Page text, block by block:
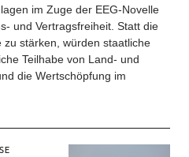
im Zuge der EEG-Novelle
und Vertragsfreiheit. Statt die
stärken, würden staatliche
Teilhabe von Land- und
die Wertschöpfung im